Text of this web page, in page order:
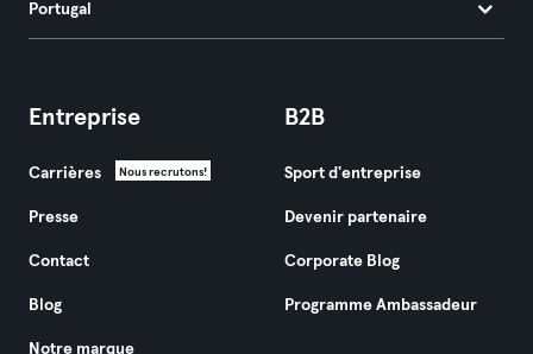
Portugal
Entreprise
Carrières Nous recrutons!
Presse
Contact
Blog
Notre marque
B2B
Sport d'entreprise
Devenir partenaire
Corporate Blog
Programme Ambassadeur